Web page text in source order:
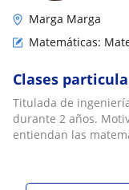
Marga Marga
Matemáticas:
Clases
Titulada de
durante 2 años.
entiendan las